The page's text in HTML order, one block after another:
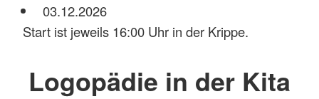
03.12.2026
Start ist jeweils 16:00 Uhr in der Krippe.
Logopädie in der Kita